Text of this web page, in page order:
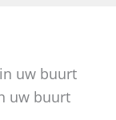
uw buurt